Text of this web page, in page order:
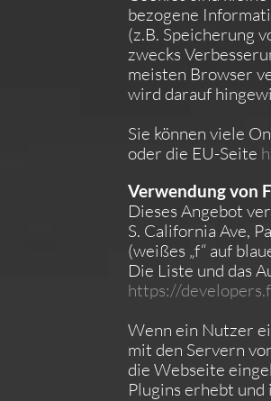
bezogene
(z.B. Speicherung
zwecks
meisten Browser
wird darauf
Sie können viele
oder die EU-Seite
Verwendung von
Dieses Angebot
S. California Ave,
(weißes „f“ auf
Die Liste und das
https://
Wenn ein Nutzer
mit den Servern
die Webseite
Plugins erhebt